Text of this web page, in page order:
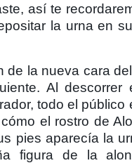
así te
la urna en
de la nueva cara
Al descorrer
todo el público
el rostro de
pies aparecía la
figura de la